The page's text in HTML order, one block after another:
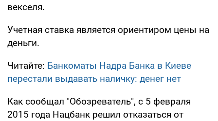
векселя.
Учетная ставка является ориентиром цены на
деньги.
Читайте: Банкоматы Надра Банка в Киеве
перестали выдавать наличку: денег нет
Как сообщал "Обозреватель", с 5 февраля
2015 года Нацбанк решил отказаться от